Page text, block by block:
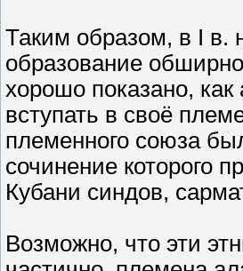
Таким образом, в I в.
образование
хорошо показано,
вступать в своё
племенного союза
сочинение которого
Кубани синдов,
Возможно, что эти